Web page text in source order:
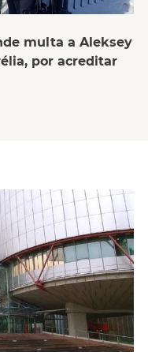
multa a Aleksey
por acreditar